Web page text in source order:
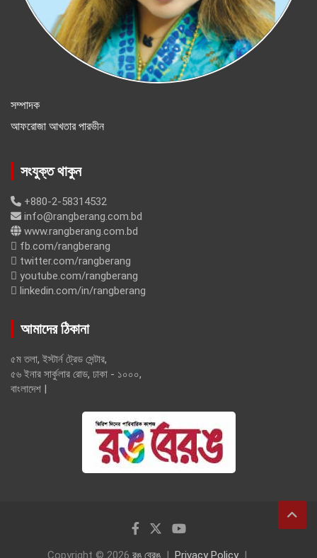
সম্পাদক
আফরোজা আখতার পারভীন
সংযুক্ত থাকুন
+880-2-58314532
info@rangberang.com.bd
www.rangberang.com.bd
fb.com/rangberang
twitter.com/rangberang
youtube.com/rangberang
linkedin.com/in/rangberang
আমাদের ঠিকানা
৫ম তলা, ইস্টার্ন ট্রেড সেন্টার,
৫৬ ইনার সার্কুলার রোড, ঢাকা - ১০০০,
বাংলাদেশ |